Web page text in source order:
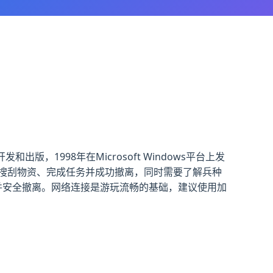
发和出版，1998年在Microsoft Windows平台上发
物资、完成任务并成功撤离，同时需要了解兵种
全撤离。网络连接是游玩流畅的基础，建议使用加